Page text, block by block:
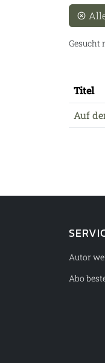
Gesucht
Titel
Auf
Autor
Abo